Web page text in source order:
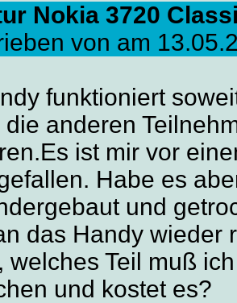
Nokia 3720
von am
funktioniert
die anderen
ist mir vor
Habe es
und
das Handy wieder
welches Teil muß ich
und kostet es?